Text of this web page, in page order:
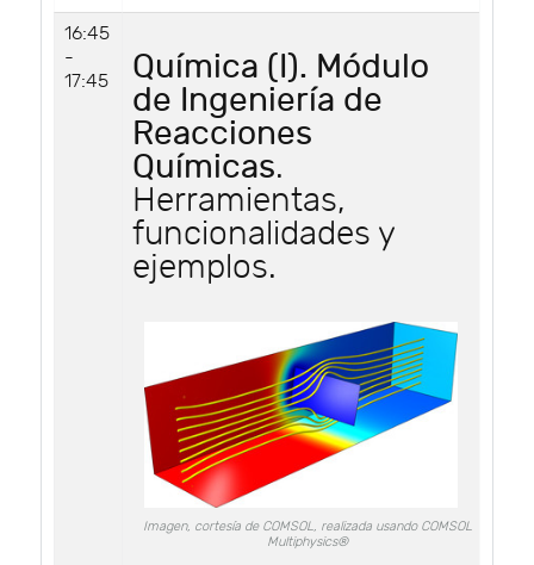
16:45
-
17:45
Química (I). Módulo
de Ingeniería de
Reacciones
Químicas.
Herramientas,
funcionalidades y
ejemplos.
Imagen, cortesía de COMSOL, realizada usando COMSOL
Multiphysics®